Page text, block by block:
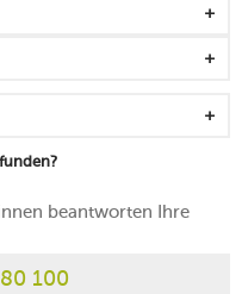
beantworten Ihre
100